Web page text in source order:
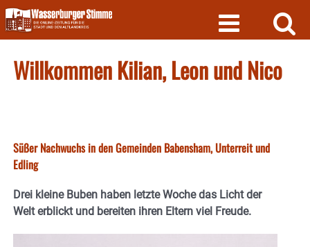
Skip
to
content
Willkommen Kilian, Leon und Nico
Süßer Nachwuchs in den Gemeinden Babensham, Unterreit und
Edling
Drei kleine Buben haben letzte Woche das Licht der
Welt erblickt und bereiten ihren Eltern viel Freude.